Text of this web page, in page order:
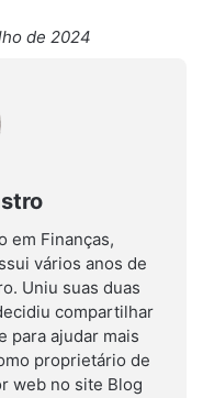
de 2024
em Finanças,
vários anos de
Uniu suas duas
compartilhar
para ajudar mais
proprietário de
web no site Blog